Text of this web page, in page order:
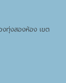
ทุ่งสองห้อง เขต